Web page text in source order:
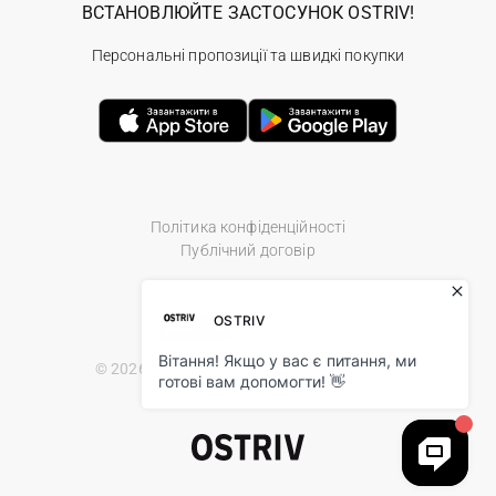
Політика конфіденційності
Публічний договір
© 2026 Ostriv.ua Store. All Rights Reserved.
ВСТАНОВЛЮЙТЕ ЗАСТОСУНОК OSTRIV!
Персональні пропозиції та швидкі покупки